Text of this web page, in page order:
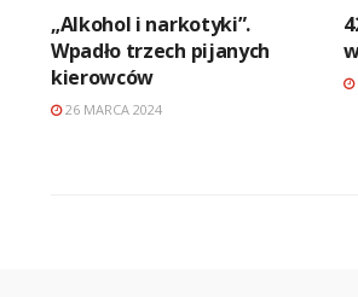
„Alkohol i narkotyki”.
Wpadło trzech pijanych
kierowców
26 MARCA 2024